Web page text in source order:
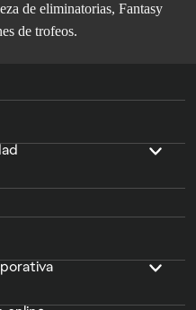
de eliminatorias, Fantasy
de trofeos.